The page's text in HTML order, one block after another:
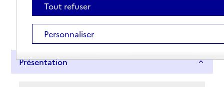
Tout déplier
Présentation
Tout refuser
Personnaliser